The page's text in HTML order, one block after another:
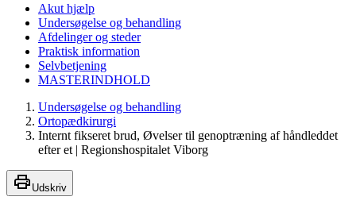
Akut hjælp
Undersøgelse og behandling
Afdelinger og steder
Praktisk information
Selvbetjening
MASTERINDHOLD
Undersøgelse og behandling
Ortopædkirurgi
Internt fikseret brud, Øvelser til genoptræning af håndleddet
efter et | Regionshospitalet Viborg
Udskriv